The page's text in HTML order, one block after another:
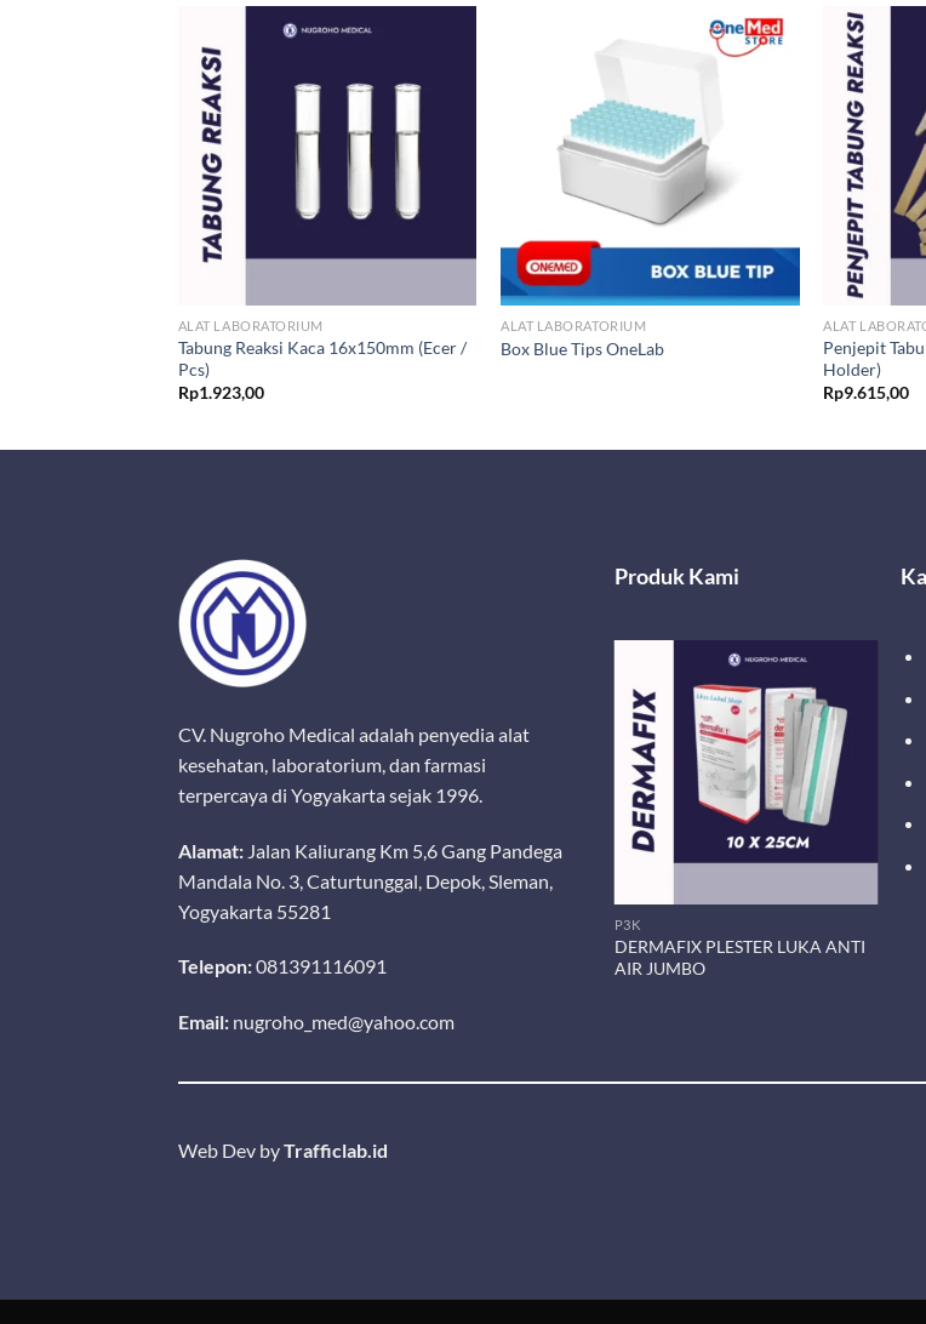
ALAT LABORATORIUM
Tabung Reaksi Kaca 16x150mm (Ecer /
Pcs)
Rp1.923,00
ALAT LABORATORIUM
Box Blue Tips OneLab
ALAT
Penjepit
Holder)
Rp9.615,00
CV. Nugroho Medical adalah penyedia alat
kesehatan, laboratorium, dan farmasi
terpercaya di Yogyakarta sejak 1996.
Alamat: Jalan Kaliurang Km 5,6 Gang Pandega
Mandala No. 3, Caturtunggal, Depok, Sleman,
Yogyakarta 55281
Telepon:081391116091
Email: nugroho_med@yahoo.com
Produk Kami
P3K
DERMAFIX PLESTER LUKA ANTI
AIR JUMBO
ALAT KESEHATAN LAINNYA P3K
Web Dev byTrafficlab.id